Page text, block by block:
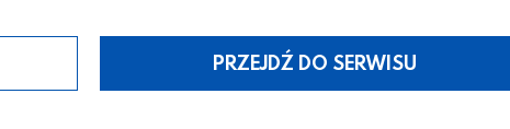
PRZEJDŹ DO SERWISU